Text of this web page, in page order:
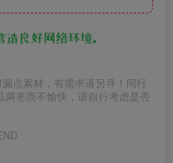
点素材，有需求请另寻！同行
枣而不愉快，请自行考虑是否